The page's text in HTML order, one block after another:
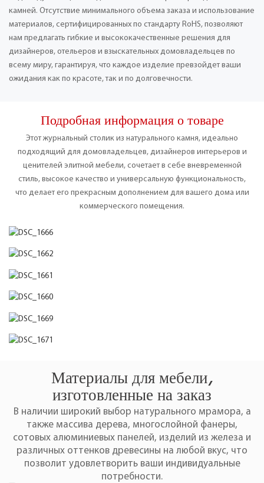
камней. Отсутствие минимального объема заказа и использование
материалов, сертифицированных по стандарту RoHS, позволяют
нам предлагать гибкие и высококачественные решения для
дизайнеров, отельеров и взыскательных домовладельцев по
всему миру, гарантируя, что каждое изделие превзойдет ваши
ожидания как по красоте, так и по долговечности.
Подробная информация о товаре
Этот журнальный столик из натурального камня, идеально
подходящий для домовладельцев, дизайнеров интерьеров и
ценителей элитной мебели, сочетает в себе вневременной
стиль, высокое качество и универсальную функциональность,
что делает его прекрасным дополнением для вашего дома или
коммерческого помещения.
Материалы для мебели,
изготовленные на заказ
В наличии широкий выбор натурального мрамора, а
также массива дерева, многослойной фанеры,
сотовых алюминиевых панелей, изделий из железа и
различных оттенков древесины на любой вкус, что
позволит удовлетворить ваши индивидуальные
потребности.